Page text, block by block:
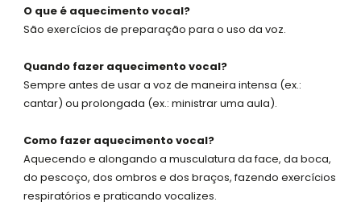
O que é aquecimento vocal?
São exercícios de preparação para o uso da voz.
Quando fazer aquecimento vocal?
Sempre antes de usar a voz de maneira intensa (ex.:
cantar) ou prolongada (ex.: ministrar uma aula).
Como fazer aquecimento vocal?
Aquecendo e alongando a musculatura da face, da boca,
do pescoço, dos ombros e dos braços, fazendo exercícios
respiratórios e praticando vocalizes.